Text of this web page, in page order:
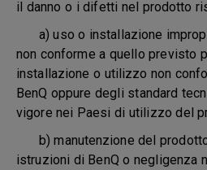
il danno o i difetti nel prodotto
a) uso o installazione
non conforme a quello previsto
installazione o utilizzo non
BenQ oppure degli standard
vigore nei Paesi di utilizzo del
b) manutenzione del
istruzioni di BenQ o negligenza